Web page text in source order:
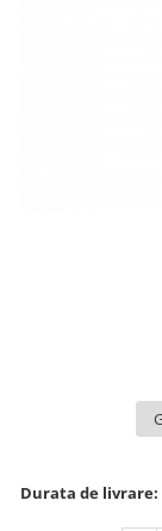
Durata de livrare: